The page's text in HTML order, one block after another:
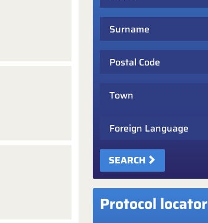
SEARCH
Protocol locator